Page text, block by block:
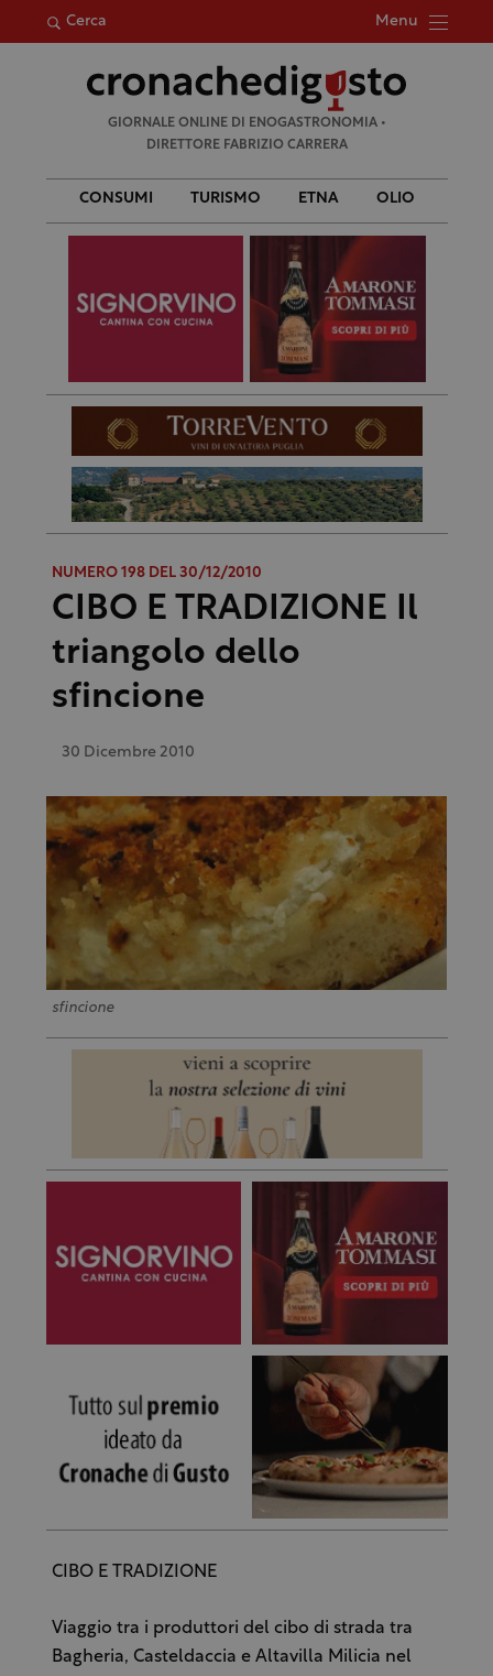
Cerca Menu
per:
GIORNALE ONLINE DI ENOGASTRONOMIA •
DIRETTORE FABRIZIO CARRERA
CONSUMI TURISMO ETNA OLIO
NUMERO 198 DEL 30/12/2010
CIBO E TRADIZIONE Il
triangolo dello
sfincione
30 Dicembre 2010
sfincione
CIBO E TRADIZIONE
Viaggio tra i produttori del cibo di strada tra
Bagheria, Casteldaccia e Altavilla Milicia nel